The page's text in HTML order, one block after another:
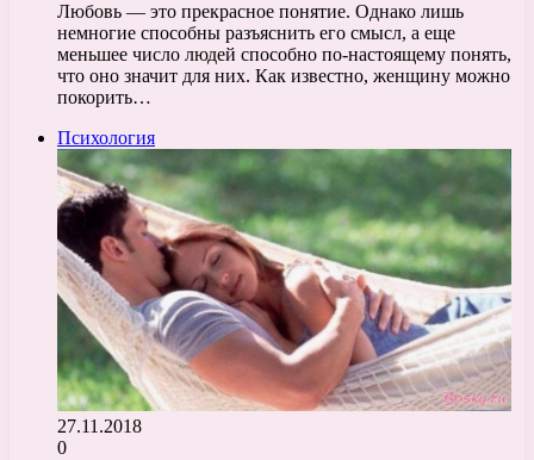
Любовь — это прекрасное понятие. Однако лишь
немногие способны разъяснить его смысл, а еще
меньшее число людей способно по-настоящему понять,
что оно значит для них. Как известно, женщину можно
покорить…
Психология
27.11.2018
0